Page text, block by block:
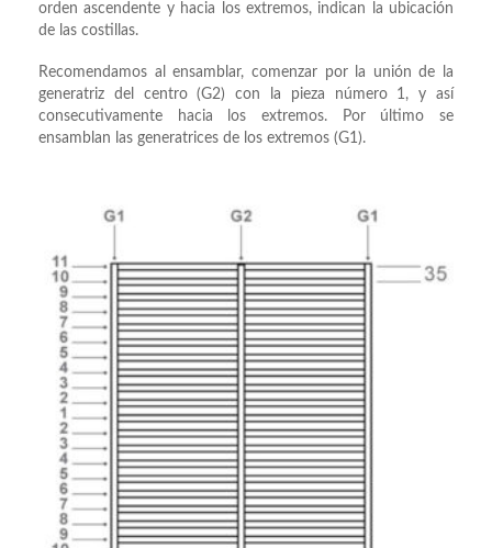
orden ascendente y hacia los extremos, indican la ubicación
de las costillas.
Recomendamos al ensamblar, comenzar por la unión de la
generatriz del centro (G2) con la pieza número 1, y así
consecutivamente hacia los extremos. Por último se
ensamblan las generatrices de los extremos (G1).